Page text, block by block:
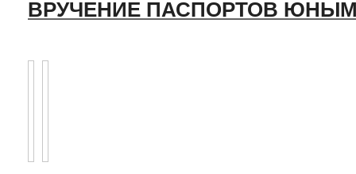
ВРУЧЕНИЕ ПАСПОРТОВ